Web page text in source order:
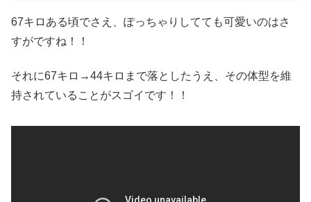
67キロある頃でさえ、ぽっちゃりしてても可愛いのはさ
すがですね！！
それに67キロ→44キロまで落としたうえ、その体型を維
持されていることがスゴイです！！